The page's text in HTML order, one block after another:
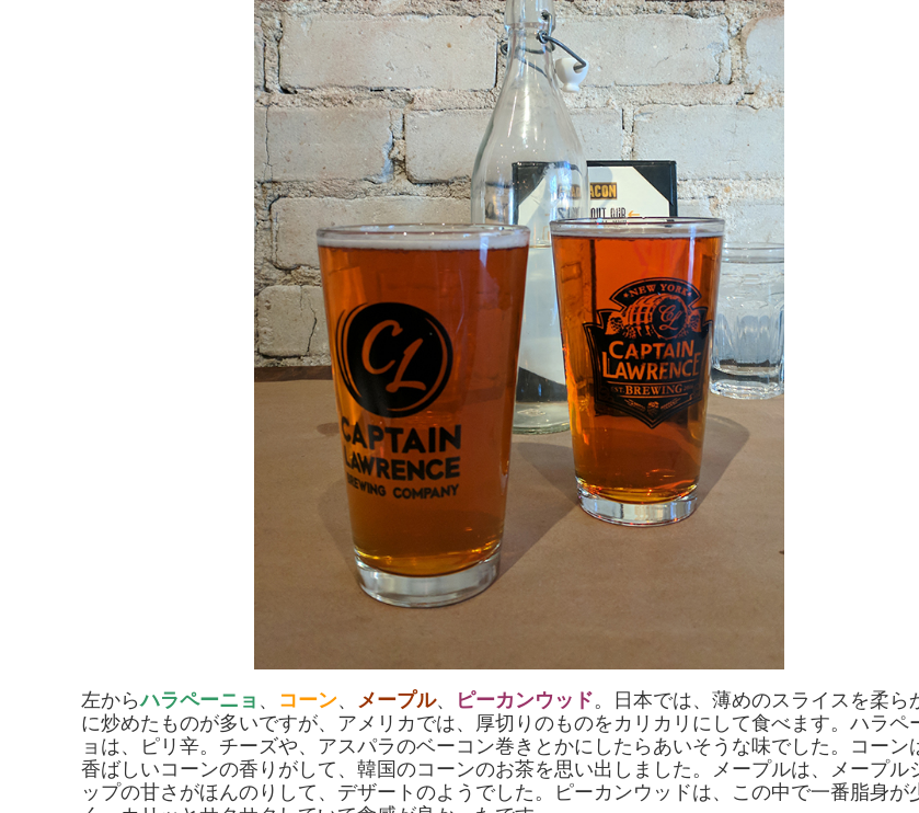
左からハラペーニョ 、 コーン、 メープル、 ピーカンウッド。日本では、薄めのスライスを柔ら
に炒めたものが多いですが、アメリカでは、厚切りのものをカリカリにして食べます。ハラペ
ョは、ピリ辛。チーズや、アスパラのベーコン巻きとかにしたらあいそうな味でした。コーン
香ばしいコーンの香りがして、韓国のコーンのお茶を思い出しました。メープルは、メープル
ップの甘さがほんのりして、デザートのようでした。ピーカンウッドは、この中で一番脂身が